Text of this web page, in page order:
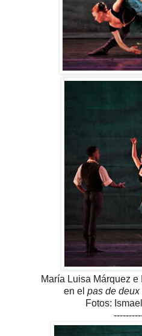
María Luisa Márquez
en el pas de deux
Fotos: